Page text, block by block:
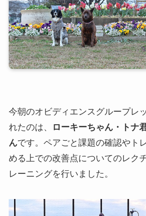
今朝のオビディエンスグループレ
れたのは、
ローキーちゃん・トナ
んです。ペアごと課題の確認やト
める上での改善点についてのレク
レーニングを行いました。